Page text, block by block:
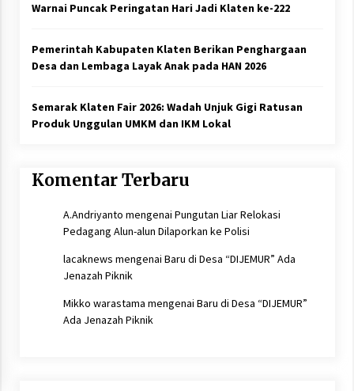
Warnai Puncak Peringatan Hari Jadi Klaten ke-222
Pemerintah Kabupaten Klaten Berikan Penghargaan
Desa dan Lembaga Layak Anak pada HAN 2026
Semarak Klaten Fair 2026: Wadah Unjuk Gigi Ratusan
Produk Unggulan UMKM dan IKM Lokal
Komentar Terbaru
A.Andriyanto mengenai Pungutan Liar Relokasi
Pedagang Alun-alun Dilaporkan ke Polisi
lacaknews mengenai Baru di Desa “DIJEMUR” Ada
Jenazah Piknik
Mikko warastama mengenai Baru di Desa “DIJEMUR”
Ada Jenazah Piknik